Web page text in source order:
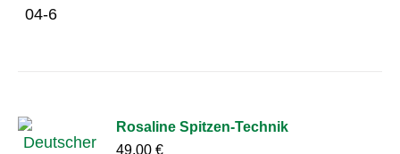
04-6
Rosaline Spitzen-Technik
49,00€